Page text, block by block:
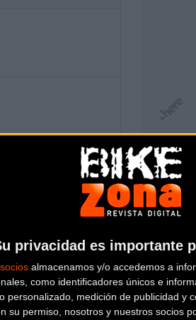
privacidad es importante
socios almacenamos y/o accedemos a
como identificadores únicos e
personalizado, medición de publicidad y
su permiso, nosotros y nuestros socios